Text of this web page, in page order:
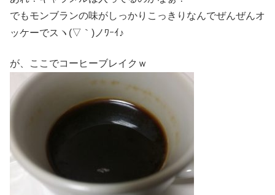
でもモンブランの味がしっかりこっきりなんでぜんぜんオ
ッケーでスヽ(▽｀)ノﾜｰｲ♪
が、ここでコーヒーブレイクｗ